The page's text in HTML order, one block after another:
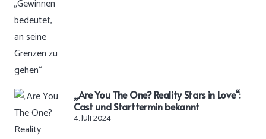
„Are You The One? Reality Stars in Love“:
Cast und Starttermin bekannt
4. Juli 2024